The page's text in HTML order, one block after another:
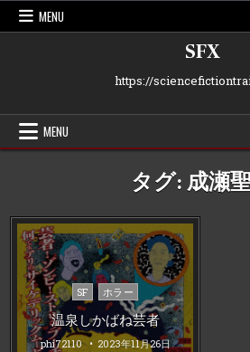
Skip
MENU
SFX
https://
MENU
タグ:成瀬
Posted
in
SF ホラー
温泉しかばね芸者
phi72110 2023年11月26日